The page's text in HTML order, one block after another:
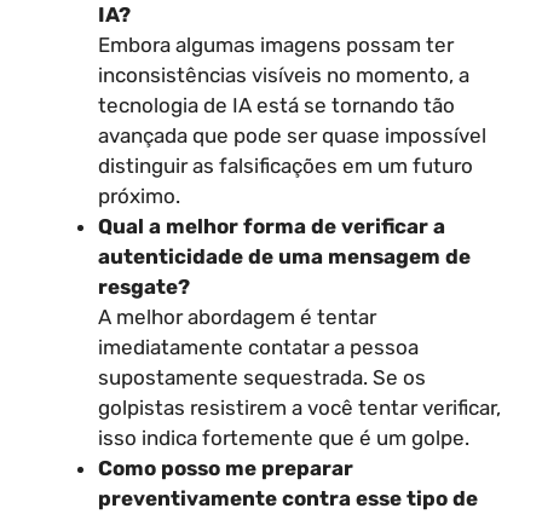
IA?
Embora algumas imagens possam ter
inconsistências visíveis no momento, a
tecnologia de IA está se tornando tão
avançada que pode ser quase impossível
distinguir as falsificações em um futuro
próximo.
Qual a melhor forma de verificar a
autenticidade de uma mensagem de
resgate?
A melhor abordagem é tentar
imediatamente contatar a pessoa
supostamente sequestrada. Se os
golpistas resistirem a você tentar verificar,
isso indica fortemente que é um golpe.
Como posso me preparar
preventivamente contra esse tipo de